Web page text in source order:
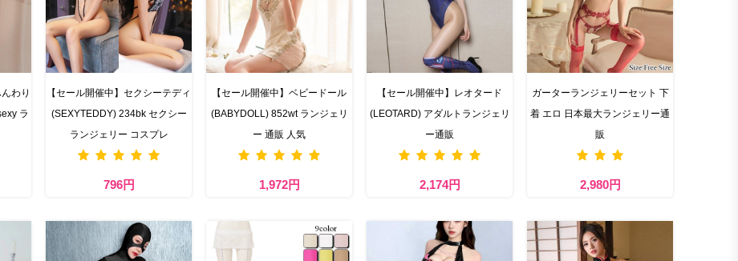
わり
ラ
【セール開催中】セクシーテディ
(SEXYTEDDY) 234bk セクシー
ランジェリー コスプレ
796円
【セール開催中】ベビードール
(BABYDOLL) 852wt ランジェリ
ー 通販 人気
1,972円
【セール開催中】レオタード
(LEOTARD) アダルトランジェリ
ー通販
2,174円
ガーターランジェリーセット​ 下
着 エロ 日本最大ランジェリー通
販
2,980円